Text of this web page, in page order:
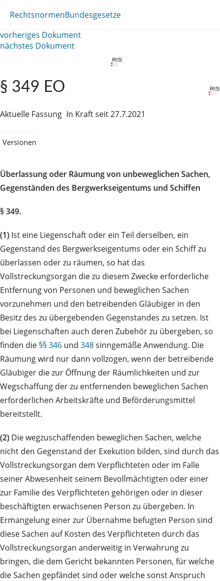
RechtsnormenBundesgesetze
vorheriges Dokument
nächstes Dokument
§ 349 EO
Aktuelle Fassung In Kraft seit 27.7.2021
Versionen
Überlassung oder Räumung von unbeweglichen Sachen,
Gegenständen des Bergwerkseigentums und Schiffen
§ 349.
(1) Ist eine Liegenschaft oder ein Teil derselben, ein
Gegenstand des Bergwerkseigentums oder ein Schiff zu
überlassen oder zu räumen, so hat das
Vollstreckungsorgan die zu diesem Zwecke erforderliche
Entfernung von Personen und beweglichen Sachen
vorzunehmen und den betreibenden Gläubiger in den
Besitz des zu übergebenden Gegenstandes zu setzen. Ist
bei Liegenschaften auch deren Zubehör zu übergeben, so
finden die §§ 346 und 348sinngemäße Anwendung. Die
Räumung wird nur dann vollzogen, wenn der betreibende
Gläubiger die zur Öffnung der Räumlichkeiten und zur
Wegschaffung der zu entfernenden beweglichen Sachen
erforderlichen Arbeitskräfte und Beförderungsmittel
bereitstellt.
(2) Die wegzuschaffenden beweglichen Sachen, welche
nicht den Gegenstand der Exekution bilden, sind durch das
Vollstreckungsorgan dem Verpflichteten oder im Falle
seiner Abwesenheit seinem Bevollmächtigten oder einer
zur Familie des Verpflichteten gehörigen oder in dieser
beschäftigten erwachsenen Person zu übergeben. In
Ermangelung einer zur Übernahme befugten Person sind
diese Sachen auf Kosten des Verpflichteten durch das
Vollstreckungsorgan anderweitig in Verwahrung zu
bringen, die dem Gericht bekannten Personen, für welche
die Sachen gepfändet sind oder welche sonst Anspruch